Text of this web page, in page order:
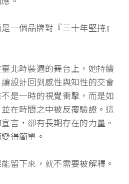
一個品牌對『三十年堅持』
北時裝週的舞台上，她持續
設計回到感性與知性的交會
是一時的視覺衝擊，而是如
在時間之中被反覆驗證。這
言，卻有長期存在的力量。
得簡單。
留下來，就不需要被解釋。